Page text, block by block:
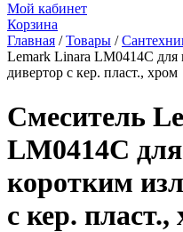
Мой кабинет
Корзина
Главная /Товары /
Lemark Linara LM0414C
дивертор с кер. пласт., хром
Смеситель
LM0414C
коротким
с кер. пласт.,